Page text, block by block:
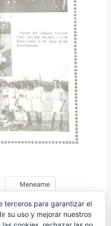
Meneame
terceros para garantizar el
su uso y mejorar nuestros